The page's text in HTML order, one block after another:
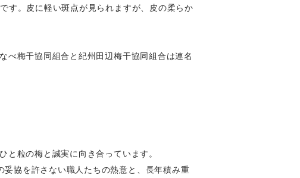
す。皮に軽い斑点が見られますが、皮の柔らか
べ梅干協同組合と紀州田辺梅干協同組合は連名
粒の梅と誠実に向き合っています。
協を許さない職人たちの熱意と、長年積み重